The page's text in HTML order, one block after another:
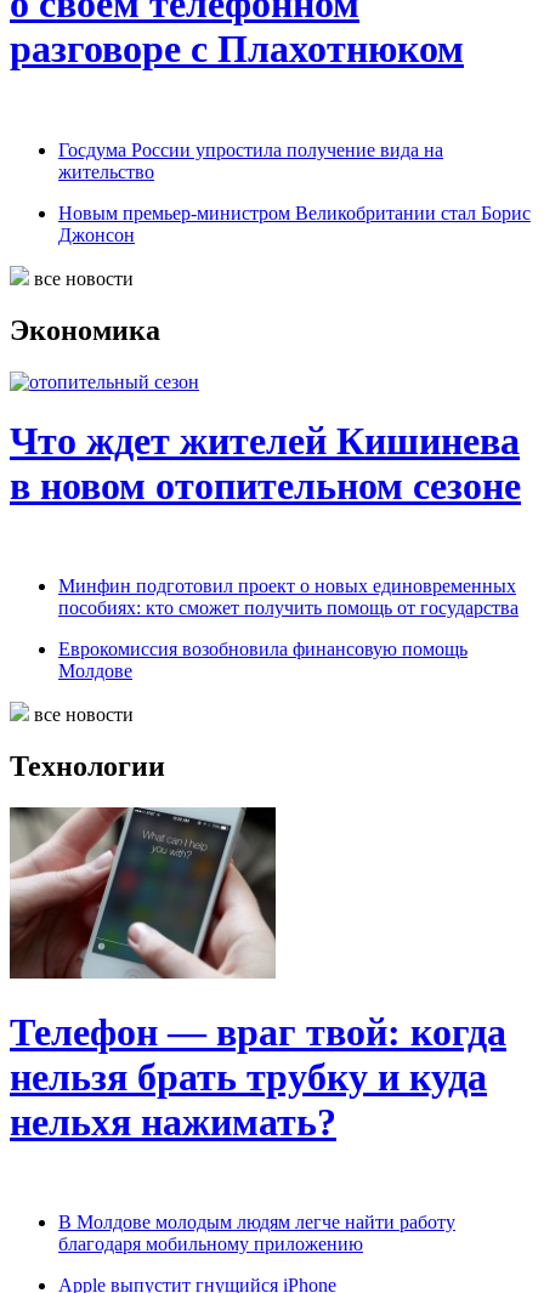
разговоре с Плахотнюком
Госдума России упростила получение вида на
жительство
Новым премьер-министром Великобритании стал Борис
Джонсон
все новости
Экономика
Что ждет жителей Кишинева
в новом отопительном сезоне
Минфин подготовил проект о новых единовременных
пособиях: кто сможет получить помощь от государства
Еврокомиссия возобновила финансовую помощь
Молдове
все новости
Технологии
Телефон — враг твой: когда
нельзя брать трубку и куда
нельхя нажимать?
В Молдове молодым людям легче найти работу
благодаря мобильному приложению
Apple выпустит гнущийся iPhone